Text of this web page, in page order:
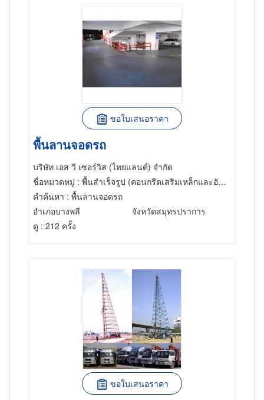
ขอใบเสนอราคา
พื้นลานจอดรถ
บริษัท เอส วี เซอร์วิส (ไทยแลนด์) จำกัด
ชื่อหมวดหมู่ : พื้นสำเร็จรูป (คอนกรีตเสริมเหล็กและอัดแรง)
คำค้นหา : พื้นลานจอดรถ
อำเภอบางพลี
จังหวัดสมุทรปราการ
ดู : 212 ครั้ง
ขอใบเสนอราคา